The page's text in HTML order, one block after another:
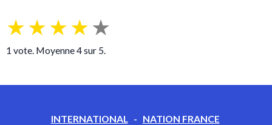
★★★★★
1 vote. Moyenne4sur 5.
INTERNATIONAL- NATION FRANCE